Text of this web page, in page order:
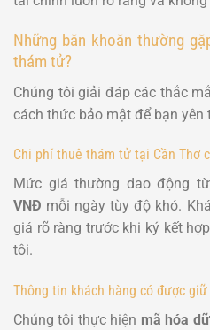
Những băn khoăn thường
thám tử?
Chúng tôi giải đáp các thắc
cách thức bảo mật để bạn yên
Chi phí thuê thám tử tại Cần Thơ
Mức giá thường dao động từ
VNĐ mỗi ngày tùy độ khó.
giá rõ ràng trước khi ký kết
tôi.
Thông tin khách hàng có được giữ
Chúng tôi thực hiện mã hóa